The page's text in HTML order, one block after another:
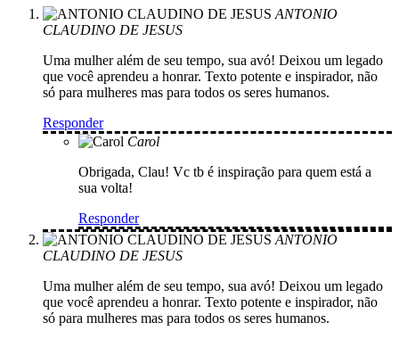
ANTONIO
CLAUDINO DE JESUS
Uma mulher além de seu tempo, sua avó! Deixou um legado
que você aprendeu a honrar. Texto potente e inspirador, não
só para mulheres mas para todos os seres humanos.
Responder
Carol
Obrigada, Clau! Vc tb é inspiração para quem está a
sua volta!
Responder
ANTONIO
CLAUDINO DE JESUS
Uma mulher além de seu tempo, sua avó! Deixou um legado
que você aprendeu a honrar. Texto potente e inspirador, não
só para mulheres mas para todos os seres humanos.